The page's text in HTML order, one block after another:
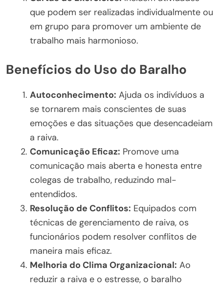
que podem ser realizadas individualmente ou
em grupo para promover um ambiente de
trabalho mais harmonioso.
Benefícios do Uso do Baralho
Autoconhecimento: Ajuda os indivíduos a
se tornarem mais conscientes de suas
emoções e das situações que desencadeiam
a raiva.
Comunicação Eficaz: Promove uma
comunicação mais aberta e honesta entre
colegas de trabalho, reduzindo mal-
entendidos.
Resolução de Conflitos: Equipados com
técnicas de gerenciamento de raiva, os
funcionários podem resolver conflitos de
maneira mais eficaz.
Melhoria do Clima Organizacional: Ao
reduzir a raiva e o estresse, o baralho